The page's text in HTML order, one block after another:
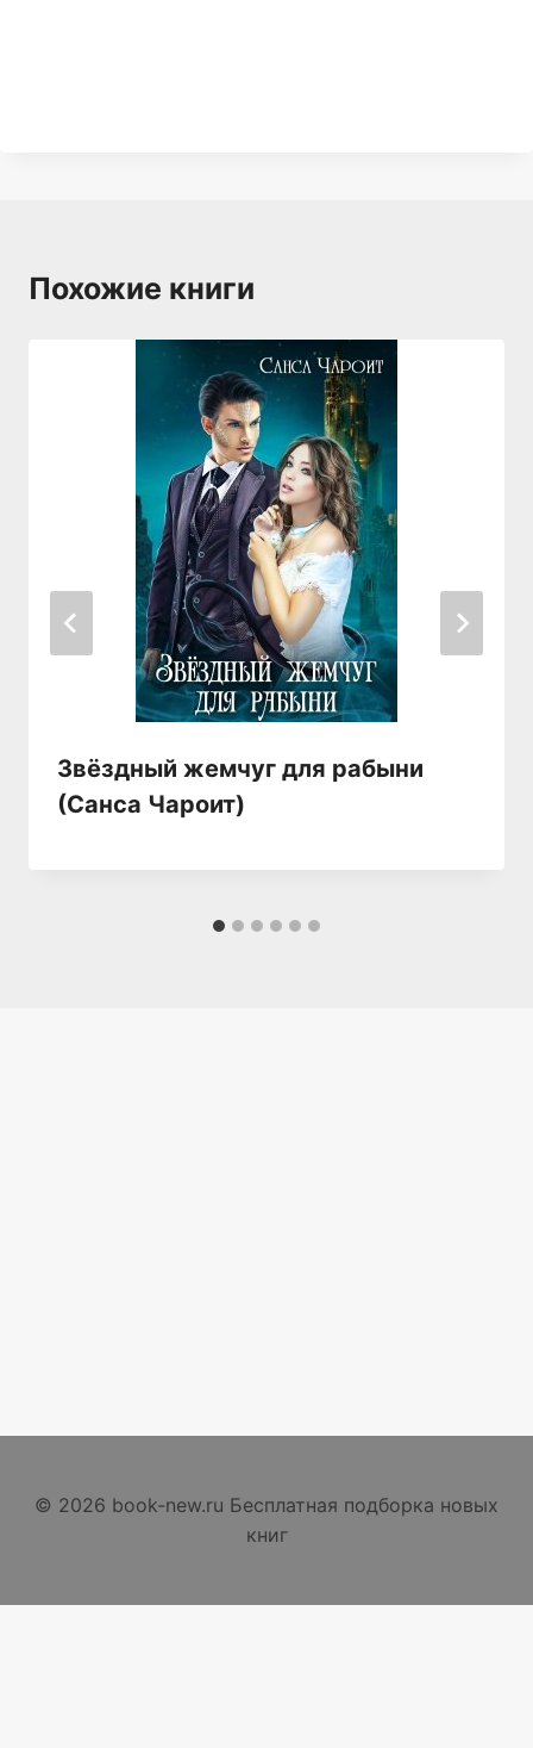
Похожие книги
Звёздный жемчуг для рабыни
(Санса Чароит)
© 2026 book-new.ru Бесплатная подборка новых
книг